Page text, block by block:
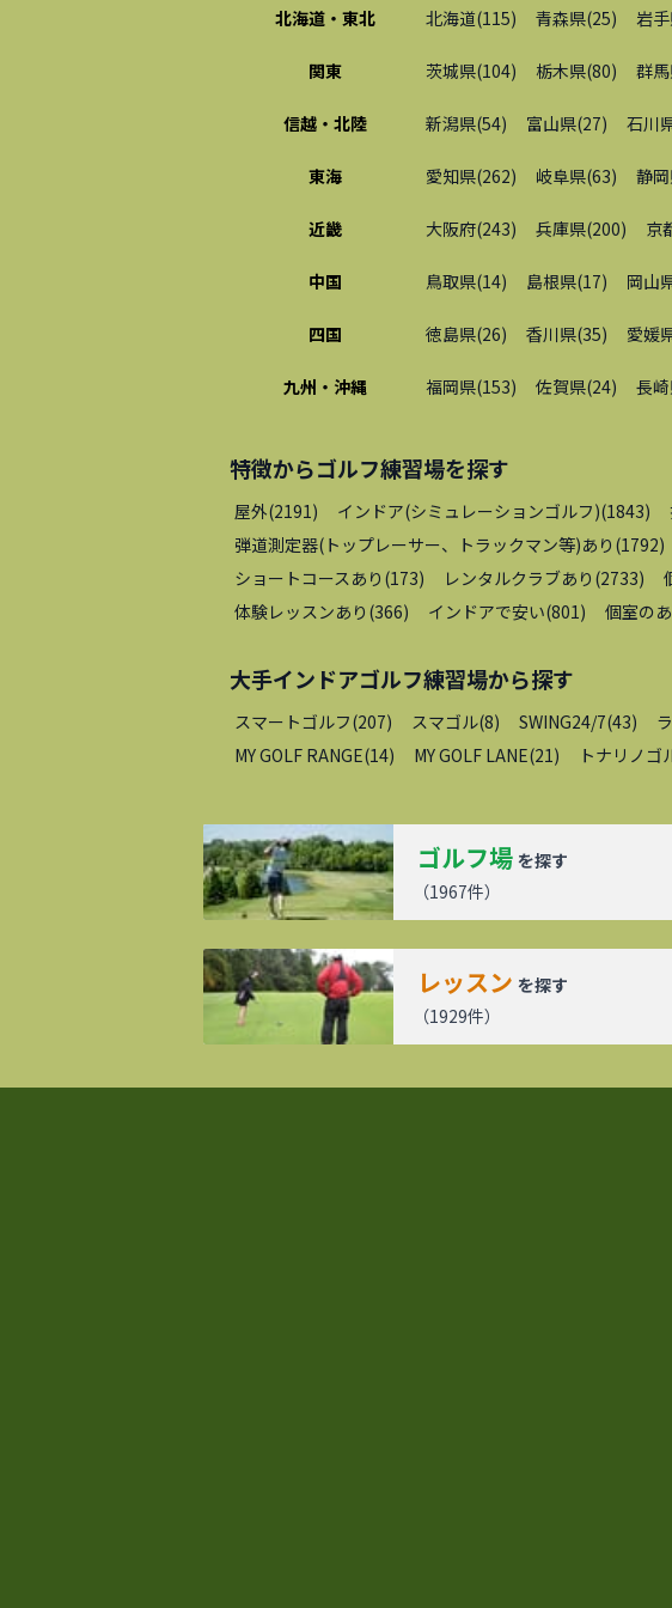
北海道・東北 北海道(115) 青森県(25) 岩
関東 茨城県(104) 栃木県(80) 群
信越・北陸 新潟県(54) 富山県(27) 石川
東海 愛知県(262) 岐阜県(63) 静
近畿 大阪府(243) 兵庫県(200) 京
中国 鳥取県(14) 島根県(17) 岡山
四国 徳島県(26) 香川県(35) 愛媛
九州・沖縄 福岡県(153) 佐賀県(24) 長
特徴からゴルフ練習場を探す
屋外(2191) インドア(シミュレーションゴルフ)(1843)
弾道測定器(トップレーサー、トラックマン等)あり (1792)
ショートコースあり (173) レンタルクラブあり (2733)
体験レッスンあり (366) インドアで安い(801) 個室の
大手インドアゴルフ練習場から探す
スマートゴルフ(207) スマゴル(8) SWING24/7(43)
MY GOLF RANGE(14) MY GOLF LANE(21) トナリノゴ
ゴルフ場 を探す
（1967件）
レッスン を探す
（1929件）